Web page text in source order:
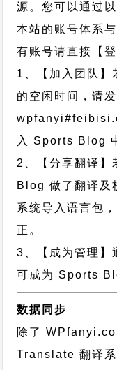
源。您可以通过
本站的账号体系
有账号请直接【
1、【加入团队】
的空闲时间，请
入 Sports Blog
2、【分享翻译
Blog 做了翻译
系统导入语言包
正。
3、【成为管理】
可成为 Sports
数据同步
除了
Translate 翻译系